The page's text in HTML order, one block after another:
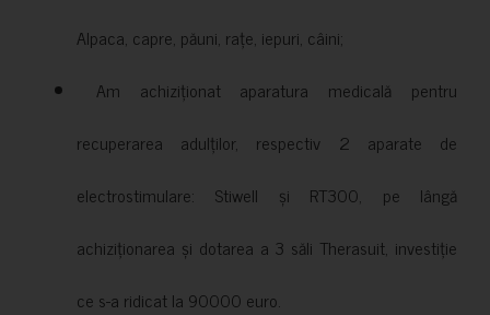
Alpaca, capre, păuni, rațe, iepuri, câini;
Am achiziționat aparatura medicală pentru
recuperarea adulților, respectiv 2 aparate de
electrostimulare: Stiwell și RT300, pe lângă
achiziționarea și dotarea a 3 săli Therasuit, investiție
ce s-a ridicat la 90000 euro.